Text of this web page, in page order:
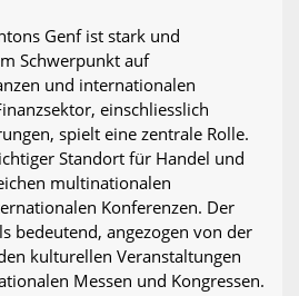
Genf ist stark und
Schwerpunkt auf
und internationalen
einschliesslich
spielt eine zentrale Rolle.
Standort für Handel und
multinationalen
Konferenzen. Der
bedeutend, angezogen von der
kulturellen Veranstaltungen
Messen und Kongressen.